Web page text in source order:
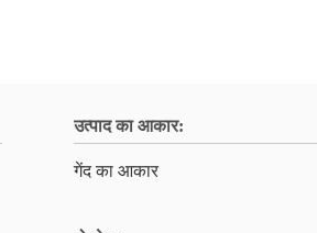
उत्पाद का आकार:
गेंद का आकार